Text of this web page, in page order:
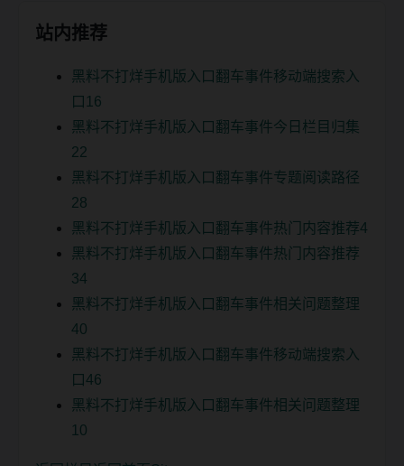
站内推荐
黑料不打烊手机版入口翻车事件移动端搜索入
口16
黑料不打烊手机版入口翻车事件今日栏目归集
22
黑料不打烊手机版入口翻车事件专题阅读路径
28
黑料不打烊手机版入口翻车事件热门内容推荐4
黑料不打烊手机版入口翻车事件热门内容推荐
34
黑料不打烊手机版入口翻车事件相关问题整理
40
黑料不打烊手机版入口翻车事件移动端搜索入
口46
黑料不打烊手机版入口翻车事件相关问题整理
10